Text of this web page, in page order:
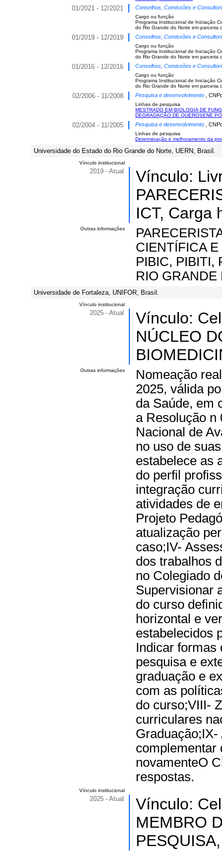
01/2021 - 12/2021 Conselhos, Comissões e
Cargo ou função
Programa Institucional de Iniciação
do Rio Grande do Norte em parceria
01/2019 - 12/2019 Conselhos, Comissões e
Cargo ou função
Programa Institucional de Iniciação
do Rio Grande do Norte em parceria
01/2016 - 12/2016 Conselhos, Comissões e
Cargo ou função
Programa Institucional de Iniciação
do Rio Grande do Norte em parceria
02/2006 - 11/2008 Pesquisa e desenvolvimento ,
Linhas de pesquisa
MESTRADO EM BIOLOGIA DE
DEGRADAÇÃO DE QUEROSENE
02/2004 - 11/2005 Pesquisa e desenvolvimento ,
Linhas de pesquisa
Determinação e melhoramento da
Universidade do Estado do Rio Grande do Norte, UERN, Brasil.
Vínculo institucional
2019 - Atual
Vínculo:
ICT, Carga
Outras informações
CIENTÍFICA
PIBIC, PIBITI,
RIO GRANDE
Universidade de Fortaleza, UNIFOR, Brasil.
Vínculo institucional
2025 - Atual
Vínculo:
NÚCLEO
Outras informações
Nomeação
2025, válida
da Saúde, em
a Resolução n
Nacional de
no uso de
estabelece as
do perfil
integração
atividades de
Projeto
atualização
caso;IV-
dos trabalhos
no Colegiado
Supervisionar
do curso
horizontal e
estabelecidos
Indicar formas
pesquisa e
graduação e
com as
do curso;VIII-
curriculares
complementar
novamenteO
respostas.
Vínculo institucional
2025 - Atual
Vínculo:
MEMBRO